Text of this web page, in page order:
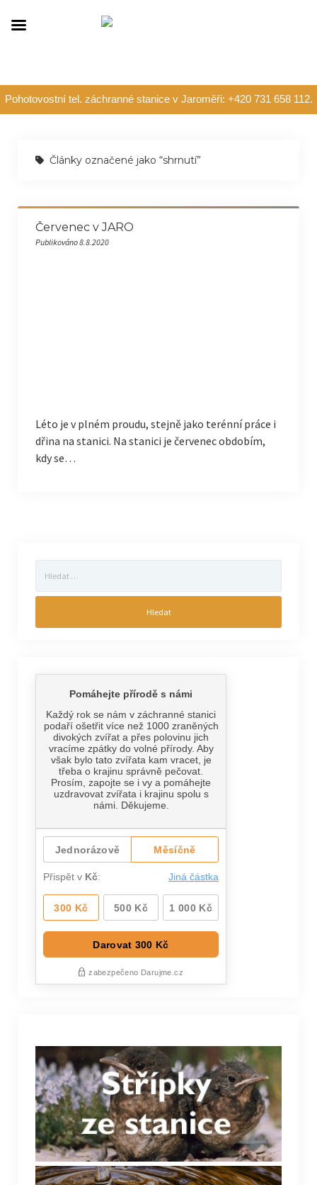
Pohotovostní tel. záchranné stanice v Jaroměři: +420 731 658 112.
Články označené jako “shrnutí”
Červenec v JARO
Publikováno 8.8.2020
Léto je v plném proudu, stejně jako terénní práce i
dřina na stanici. Na stanici je červenec obdobím,
kdy se…